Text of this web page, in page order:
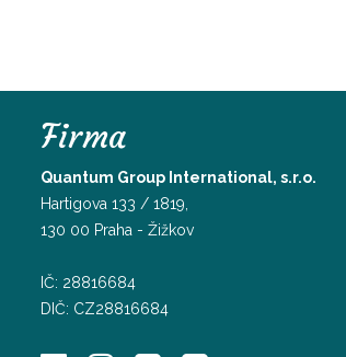
Firma
Quantum Group International, s.r.o.
Hartigova 133 / 1819,
130 00 Praha - Žižkov
IČ: 28816684
DIČ: CZ28816684